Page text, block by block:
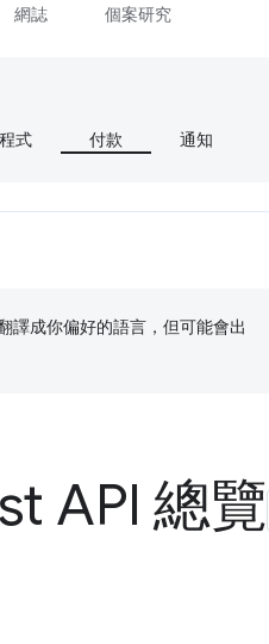
網誌 個案研究
式 付款 通知
譯成你偏好的語言，但可能會出
API 總覽